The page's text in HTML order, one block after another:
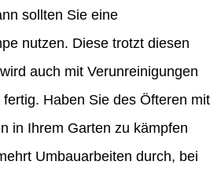
sollten Sie eine
nutzen. Diese trotzt diesen
auch mit Verunreinigungen
Haben Sie des Öfteren mit
in Ihrem Garten zu kämpfen
Umbauarbeiten durch, bei